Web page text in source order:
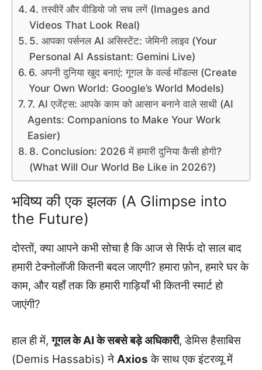
4. तस्वीरें और वीडियो जो सच लगें (Images and
Videos That Look Real)
5. आपका पर्सनल AI असिस्टेंट: जेमिनी लाइव (Your
Personal AI Assistant: Gemini Live)
6. अपनी दुनिया खुद बनाएं: गूगल के वर्ल्ड मॉडल्स (Create
Your Own World: Google’s World Models)
7. AI एजेंट्स: आपके काम को आसान बनाने वाले साथी (AI
Agents: Companions to Make Your Work
Easier)
8. Conclusion: 2026 में हमारी दुनिया कैसी होगी?
(What Will Our World Be Like in 2026?)
भविष्य की एक झलक (A Glimpse into
the Future)
दोस्तों, क्या आपने कभी सोचा है कि आज से सिर्फ दो साल बाद
हमारी टेक्नोलॉजी कितनी बदल जाएगी? हमारा फ़ोन, हमारे घर के
काम, और यहाँ तक कि हमारी गाड़ियाँ भी कितनी स्मार्ट हो
जाएंगी?
हाल ही में,गूगल के AI के सबसे बड़े अधिकारी, डेमिस हैसाबिस
(Demis Hassabis) ने Axios के साथ एक इंटरव्यू में